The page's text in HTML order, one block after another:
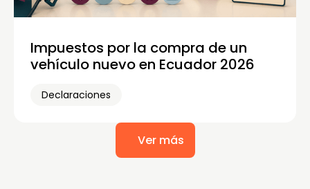
Impuestos por la compra de un
vehículo nuevo en Ecuador 2026
Declaraciones
Ver más